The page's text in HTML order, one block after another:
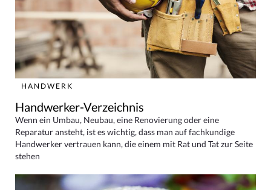
HANDWERK
Handwerker-Verzeichnis
Wenn ein Umbau, Neubau, eine Renovierung oder eine
Reparatur ansteht, ist es wichtig, dass man auf fachkundige
Handwerker vertrauen kann, die einem mit Rat und Tat zur Seite
stehen